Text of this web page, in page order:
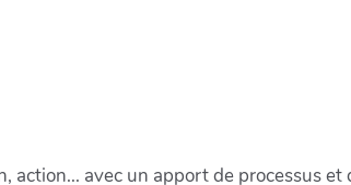
action... avec un apport de processus